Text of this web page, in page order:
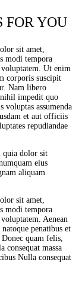
FOR YOU
sit amet,
modi tempora
Ut enim
corporis suscipit
Nam libero
impedit quo
voluptas assumenda
et aut officiis
repudiandae
quia dolor sit
eius
aliquam
sit amet,
modi tempora
Aenean
penatibus et
quam felis,
consequat massa
Nulla consequat